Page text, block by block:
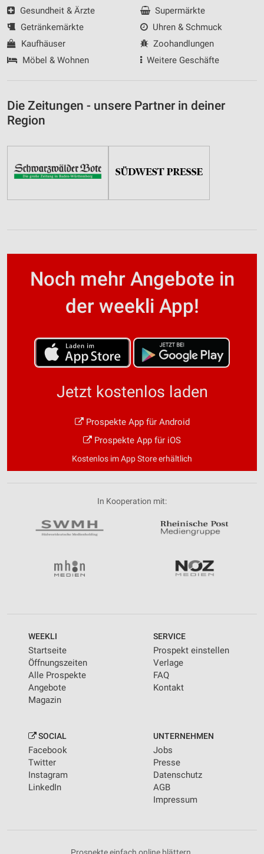
Gesundheit & Ärzte
Getränkemärkte
Kaufhäuser
Möbel & Wohnen
Supermärkte
Uhren & Schmuck
Zoohandlungen
Weitere Geschäfte
Die Zeitungen - unsere Partner in deiner
Region
Noch mehr Angebote in
der weekli App!
Jetzt kostenlos laden
Prospekte App für Android
Prospekte App für iOS
Kostenlos im App Store erhältlich
In Kooperation mit:
WEEKLI
Startseite
Öffnungszeiten
Alle Prospekte
Angebote
Magazin
SERVICE
Prospekt einstellen
Verlage
FAQ
Kontakt
SOCIAL
Facebook
Twitter
Instagram
LinkedIn
UNTERNEHMEN
Jobs
Presse
Datenschutz
AGB
Impressum